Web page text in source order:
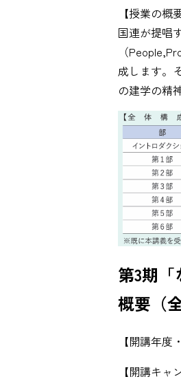
【授業の
国連が提唱
（
成します。
の建学の精
第3期「
概要（
【開講年
【開講キ